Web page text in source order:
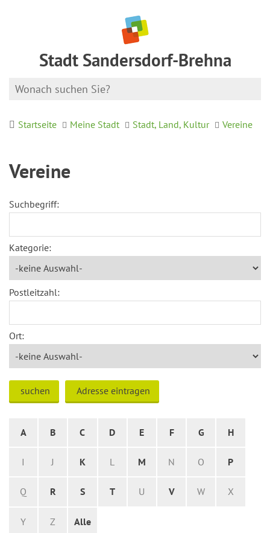
Stadt Sandersdorf-Brehna
Startseite Meine Stadt Stadt, Land, Kultur Vereine
Vereine
Suchbegriff:
Kategorie:
Postleitzahl:
Ort:
suchen Adresse eintragen
A B C D E F G H
I J K L M N O P
Q R S T U V W X
Y Z Alle